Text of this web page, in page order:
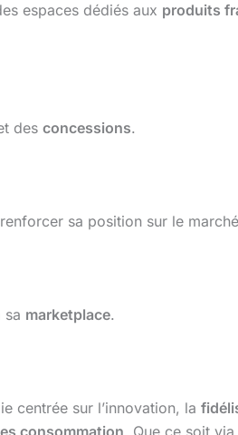
espaces dédiés aux produits
des concessions.
sa position sur le
sa marketplace.
centrée sur l’innovation, la